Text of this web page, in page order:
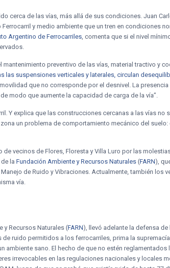
cerca de las vías, más allá de sus condiciones. Juan
Ferrocarril y medio ambiente que un tren en condiciones
Argentino de Ferrocarriles, comenta que si el nivel
preventivo de las vías, material tractivo y
las suspensiones verticales y laterales, circulan
que no corresponde por el desnivel. La
modo que aumente la capacidad de carga de la vía”.
Y explica que las construcciones cercanas a las vías no
un problema de comportamiento mecánico del
vecinos de Flores, Floresta y Villa Luro por las
de laFundación Ambiente y Recursos Naturales (FARN),
de Ruido y Vibraciones. Actualmente, también los
vía.
y Recursos Naturales (FARN), llevó adelante la defensa
ruido permitidos a los ferrocarriles, prima la
sano. El hecho de que no estén reglamentados
irrevocables en las regulaciones nacionales y locales